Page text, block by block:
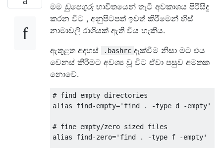
මම ඩුපෙගුරු භාවිතයෙන් තැටි අවකාශය පිරිසිදු
කරන විට , අනුපිටපත් ඉවත් කිරීමෙන් හිස්
නාමාවලි රාශියක් ඇති විය හැකිය.
ඇතුළත අදහස්
.bashrc දැක්වීම නිසා මට එය
වෙනස් කිරීමට අවශ්‍ය වූ විට ඒවා පසුව අමතක
නොවේ.
# find empty directories
alias find -empty='find . -type d -empty'
# fine empty/zero sized files
alias find -zero='find . -type f -empty'